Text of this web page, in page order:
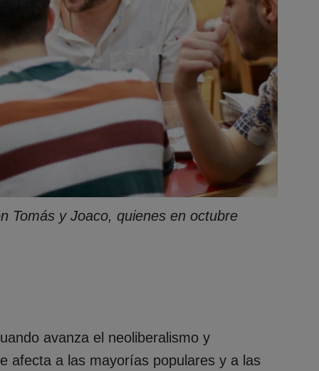
Tomás y Joaco, quienes en octubre
avanza el neoliberalismo y
afecta a las mayorías populares y a las